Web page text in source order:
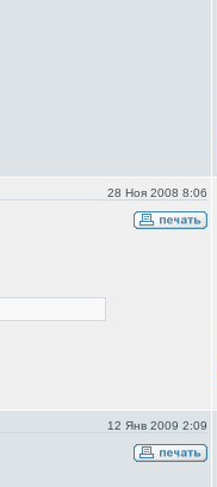
28 Ноя 2008 8:06
12 Янв 2009 2:09